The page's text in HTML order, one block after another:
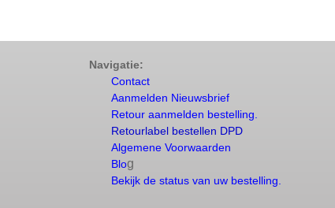
Navigatie:
Contact
Aanmelden Nieuwsbrief
Retour aanmelden bestelling.
Retourlabel bestellen DPD
Algemene Voorwaarden
Blog
Bekijk de status van uw bestelling.